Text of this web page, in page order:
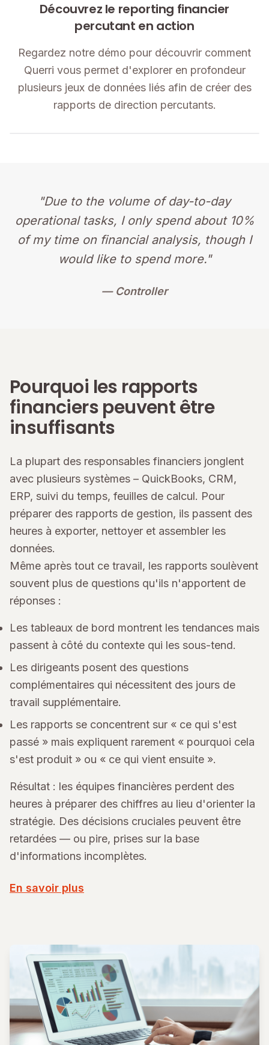
Découvrez le reporting financier
percutant en action
Regardez notre démo pour découvrir comment
Querri vous permet d'explorer en profondeur
plusieurs jeux de données liés afin de créer des
rapports de direction percutants.
"Due to the volume of day-to-day
operational tasks, I only spend about 10%
of my time on financial analysis, though I
would like to spend more."
— Controller
Pourquoi les rapports
financiers peuvent être
insuffisants
La plupart des responsables financiers jonglent
avec plusieurs systèmes – QuickBooks, CRM,
ERP, suivi du temps, feuilles de calcul. Pour
préparer des rapports de gestion, ils passent des
heures à exporter, nettoyer et assembler les
données.
Même après tout ce travail, les rapports soulèvent
souvent plus de questions qu'ils n'apportent de
réponses :
Les tableaux de bord montrent les tendances mais
passent à côté du contexte qui les sous-tend.
Les dirigeants posent des questions
complémentaires qui nécessitent des jours de
travail supplémentaire.
Les rapports se concentrent sur « ce qui s'est
passé » mais expliquent rarement « pourquoi cela
s'est produit » ou « ce qui vient ensuite ».
Résultat : les équipes financières perdent des
heures à préparer des chiffres au lieu d'orienter la
stratégie. Des décisions cruciales peuvent être
retardées — ou pire, prises sur la base
d'informations incomplètes.
En savoir plus